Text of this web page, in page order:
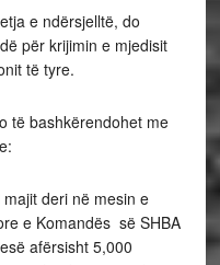
e ndërsjelltë, do
për krijimin e mjedisit
të tyre.
të bashkërendohet me
deri në mesin e
e Komandës së SHBA
afërsisht 5,000